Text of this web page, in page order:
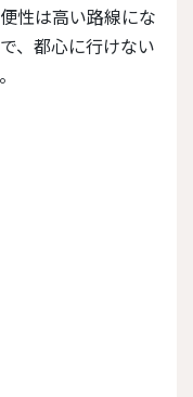
性は高い路線にな
、都心に行けない